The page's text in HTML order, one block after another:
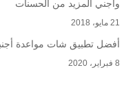
واجني المزيد من الحسنات
21 مايو، 2018
أفضل تطبيق شات مواعدة
8 فبراير، 2020